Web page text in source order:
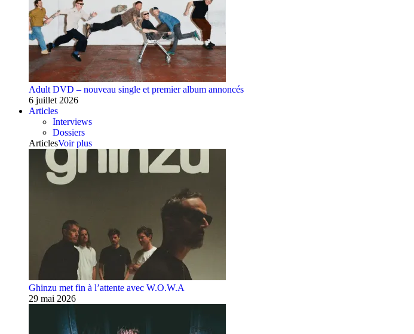
Adult DVD – nouveau single et premier album annoncés
6 juillet 2026
Articles
Interviews
Dossiers
ArticlesVoir plus
Ghinzu met fin à l’attente avec W.O.W.A
29 mai 2026